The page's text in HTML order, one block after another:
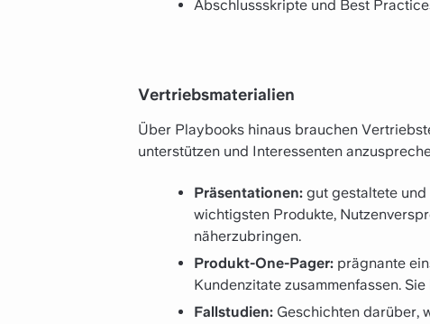
Abschlussskripte und Best
Vertriebsmaterialien
Über Playbooks hinaus brauchen
unterstützen und Interessenten
Präsentationen: gut gestaltete
wichtigsten Produkte,
näherzubringen.
Produkt-One-Pager: prägnante
Kundenzitate zusammenfassen.
Fallstudien: Geschichten darüber,